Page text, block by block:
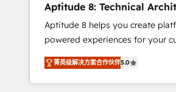
synchronisation API, audit et
La création de sites internet de
qui transforment les visiteurs en
opportunités d'affaires ➤ La mise en place
de stratégies d'acquisition
SEA, inbound, automatisation
Aptitude 8: Technical
Deployment
Aptitude 8 helps you create
powered experiences for your
teams. We build multi-hub
orchestrate operations across
tech stack. Aptitude 8 is trusted by top
菁英级解决方案合作伙伴5.0